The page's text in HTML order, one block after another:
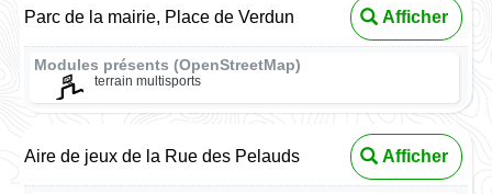
Parc de la mairie, Place de Verdun Afficher
Modules présents (OpenStreetMap)
terrain multisports
Aire de jeux de la Rue des Pelauds Afficher